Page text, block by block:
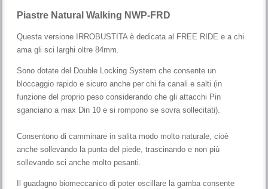
Piastre Natural Walking NWP-FRD
Questa versione IRROBUSTITA è dedicata al FREE RIDE e a chi
ama gli sci larghi oltre 84mm.
Sono dotate del Double Locking System che consente un
bloccaggio rapido e sicuro anche per chi fa canali e salti (in
funzione del proprio peso considerando che gli attacchi Pin
sganciano a max Din 10 e si rompono se sovra sollecitati).
Consentono di camminare in salita modo molto naturale, cioè
anche sollevando la punta del piede, trascinando e non più
sollevando sci anche molto pesanti.
Il guadagno biomeccanico di poter oscillare la gamba consente